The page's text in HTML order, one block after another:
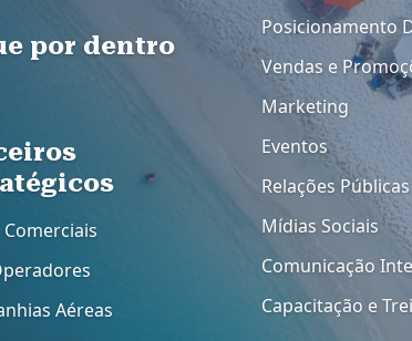
por dentro
Comerciais
Aéreas
Posicionamento
Vendas e
Marketing
Eventos
Relações Públicas
Mídias Sociais
Comunicação
Capacitação e